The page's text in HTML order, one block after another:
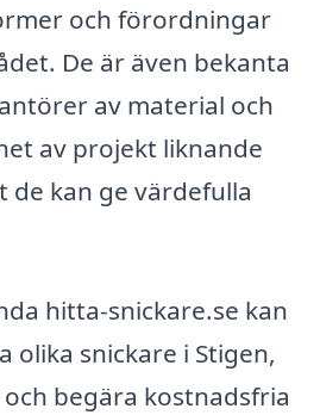
och förordningar
De är även bekanta
av material och
av projekt liknande
kan ge värdefulla
hitta-snickare.se kan
olika snickare i Stigen,
begära kostnadsfria